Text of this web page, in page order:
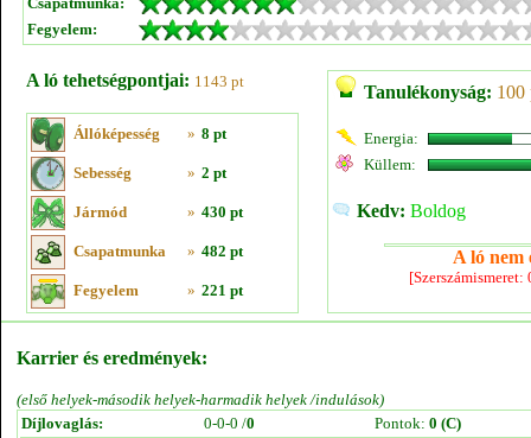
Fegyelem:
A ló tehetségpontjai: 1143 pt
Állóképesség » 8 pt
Sebesség » 2 pt
Jármód » 430 pt
Csapatmunka » 482 pt
Fegyelem » 221 pt
Tanulékonyság: 100
Energia:
Küllem:
Kedv: Boldog
A ló nem
Karrier és eredmények:
(első helyek-második helyek-harmadik helyek /indulások)
Díjlovaglás:
0-0-0 /0 Pontok: 0 (C)